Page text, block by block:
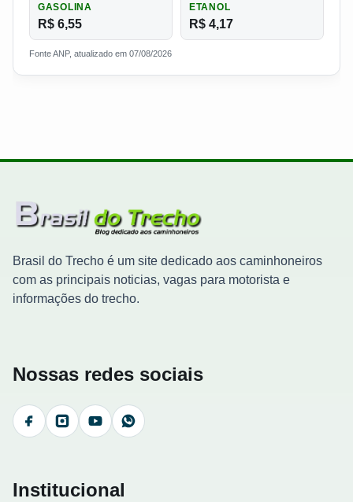
GASOLINA
R$ 6,55
ETANOL
R$ 4,17
Fonte ANP, atualizado em 07/08/2026
Brasil do Trecho é um site dedicado aos caminhoneiros
com as principais noticias, vagas para motorista e
informações do trecho.
Nossas redes sociais
FacebookInstagramYouTubeWhatsApp
Institucional